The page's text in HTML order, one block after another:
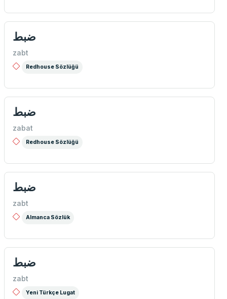
ضبط
zabt
Redhouse Sözlüğü
ضبط
zabat
Redhouse Sözlüğü
ضبط
zabt
Almanca Sözlük
ضبط
zabt
Yeni Türkçe Lugat